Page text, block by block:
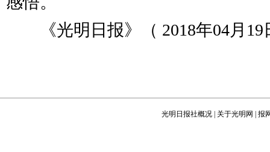
《光明日报》（ 2018年04月19
光明日报社概况 关于光明网 报